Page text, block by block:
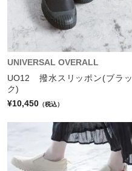
UNIVERSAL OVERALL
UO12 撥水スリッポン(ブラッ
ク)
¥10,450 （税込）